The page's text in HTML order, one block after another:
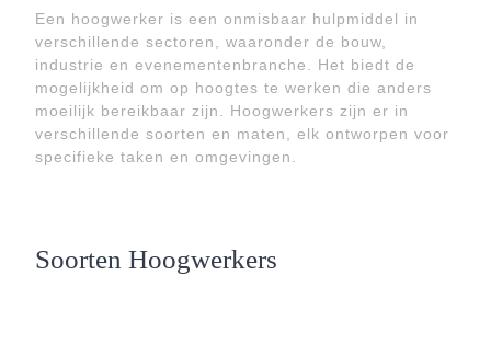
Een hoogwerker is een onmisbaar hulpmiddel in
verschillende sectoren, waaronder de bouw,
industrie en evenementenbranche. Het biedt de
mogelijkheid om op hoogtes te werken die anders
moeilijk bereikbaar zijn. Hoogwerkers zijn er in
verschillende soorten en maten, elk ontworpen voor
specifieke taken en omgevingen.
Soorten Hoogwerkers